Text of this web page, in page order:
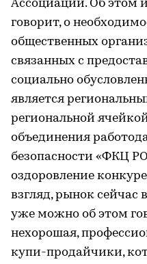
Ассоциации. Об этом
говорит, о
общественных
связанных с
социально
является
региональной
объединения
безопасности «ФКЦ
оздоровление
взгляд, рынок сейчас
уже можно об этом
нехорошая,
купи-продайчики,